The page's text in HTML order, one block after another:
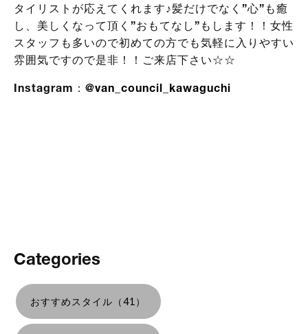
タイリストが応えてくれます♪髪だけでなく”心”も癒
し、美しくなって頂く”おもてなし”もします！！女性
スタッフも多いので初めての方でも気軽に入りやすい
雰囲気ですので是非！！ご来店下さい☆☆
Instagram： @van_council_kawaguchi
Categories
おすすめスタイル（41）